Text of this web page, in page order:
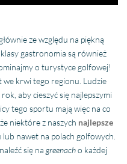
ze względu na piękną
gastronomia są również
o turystyce golfowej!
we krwi tego regionu. Ludzie
aby cieszyć się najlepszymi
tego sportu mają więc na co
niektóre z naszych najlepsze
lub nawet na polach golfowych.
się nagreenacho każdej